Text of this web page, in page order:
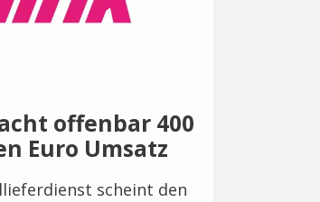
offenbar 400
Euro Umsatz
scheint den